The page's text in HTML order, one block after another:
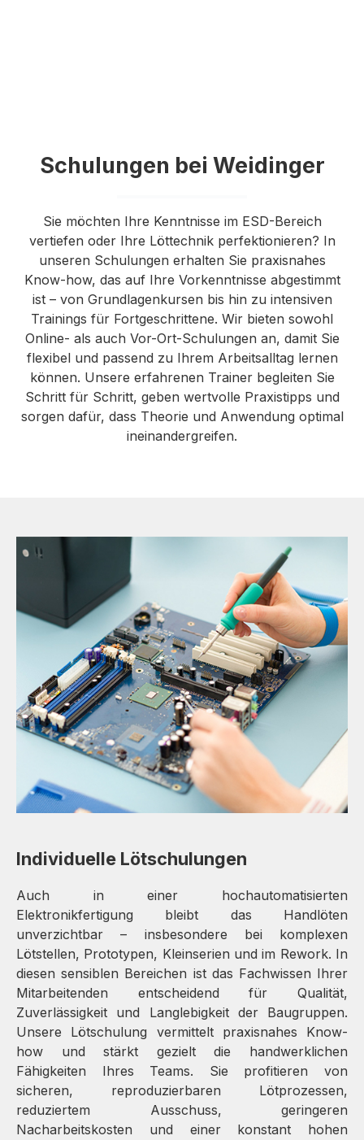
Schulungen bei Weidinger
Sie möchten Ihre Kenntnisse im ESD-Bereich
vertiefen oder Ihre Löttechnik perfektionieren? In
unseren Schulungen erhalten Sie praxisnahes
Know-how, das auf Ihre Vorkenntnisse abgestimmt
ist – von Grundlagenkursen bis hin zu intensiven
Trainings für Fortgeschrittene. Wir bieten sowohl
Online- als auch Vor-Ort-Schulungen an, damit Sie
flexibel und passend zu Ihrem Arbeitsalltag lernen
können. Unsere erfahrenen Trainer begleiten Sie
Schritt für Schritt, geben wertvolle Praxistipps und
sorgen dafür, dass Theorie und Anwendung optimal
ineinandergreifen.
Individuelle Lötschulungen
Auch in einer hochautomatisierten
Elektronikfertigung bleibt das Handlöten
unverzichtbar – insbesondere bei komplexen
Lötstellen, Prototypen, Kleinserien und im Rework. In
diesen sensiblen Bereichen ist das Fachwissen Ihrer
Mitarbeitenden entscheidend für Qualität,
Zuverlässigkeit und Langlebigkeit der Baugruppen.
Unsere Lötschulung vermittelt praxisnahes Know-
how und stärkt gezielt die handwerklichen
Fähigkeiten Ihres Teams. Sie profitieren von
sicheren, reproduzierbaren Lötprozessen,
reduziertem Ausschuss, geringeren
Nacharbeitskosten und einer konstant hohen